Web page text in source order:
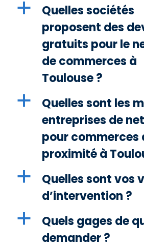
a
Quelles sociétés
proposent des
gratuits pour le
de commerces à
Toulouse ?
a
Quelles sont les
entreprises de
pour commerces
proximité à
a
Quelles sont vos
d’intervention ?
a
Quels gages de
demander ?